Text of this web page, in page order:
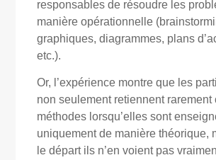
responsables de résoudre les
manière opérationnelle
graphiques, diagrammes, plans
etc.).
Or, l’expérience montre que les
non seulement retiennent rarement
méthodes lorsqu’elles sont
uniquement de manière théorique,
le départ ils n’en voient pas